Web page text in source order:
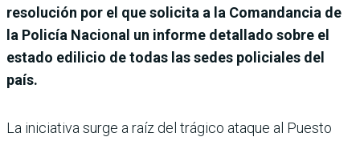
resolución por el que solicita a la Comandancia de
la Policía Nacional un informe detallado sobre el
estado edilicio de todas las sedes policiales del
país.
La iniciativa surge a raíz del trágico ataque al Puesto